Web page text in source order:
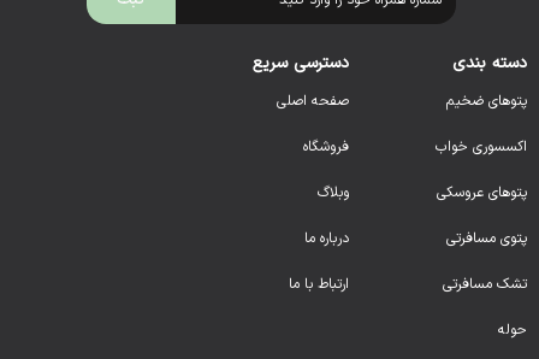
دسته بندی
پتوهای ضخیم
اکسسوری خواب
پتوهای عروسکی
پتوی مسافرتی
تشک مسافرتی
حوله
دسترسی سریع
صفحه اصلی
فروشگاه
وبلاگ
درباره ما
ارتباط با ما